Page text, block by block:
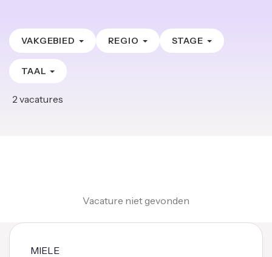
VAKGEBIED REGIO STAGE
TAAL
2 vacatures
Vacature niet gevonden
MIELE